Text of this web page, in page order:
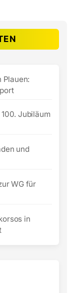
Plauen:
Jubiläum
und
WG für
in